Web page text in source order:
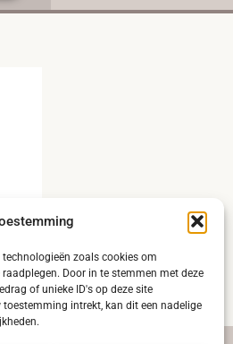
zoals cookies om
Door in te stemmen met deze
of unieke ID's op deze site
intrekt, kan dit een nadelige